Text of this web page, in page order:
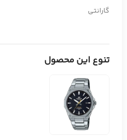
گارانتی
تنوع این محصول